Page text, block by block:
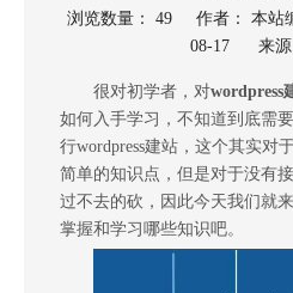
浏览数量： 49作者： 本站
08-17 来源
很对初学者，对wordpress
如何入手学习，不知道到底需
行wordpress建站，这个其实对
简单的知识点，但是对于没有
过不去的砍，因此今天我们就
掌握和学习哪些知识吧。